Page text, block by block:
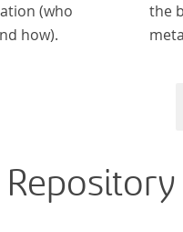
(who
how).
the
(or
Repository